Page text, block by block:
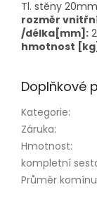
Tl. stěny
rozměr
/délka[mm]:
hmotnost
Doplňkové
Kategorie:
Záruka:
Hmotnost:
kompletní
Průměr